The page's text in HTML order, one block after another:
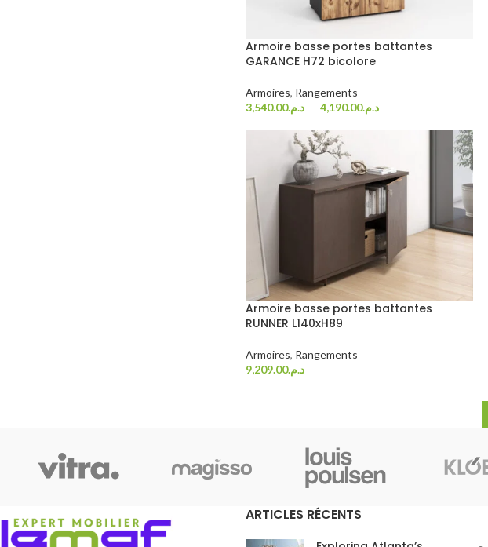
Armoire basse portes battantes
GARANCE H72 bicolore
Armoires, Rangements
د.م.3,540.00 – د.م.4,190.00
Armoire basse portes battantes
RUNNER L140xH89
Armoires, Rangements
د.م.9,209.00
ARTICLES RÉCENTS